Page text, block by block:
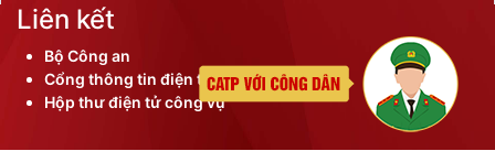
Liên kết
Bộ Công an
Cổng thông tin điện tử thành phố
Hộp thư điện tử công vụ